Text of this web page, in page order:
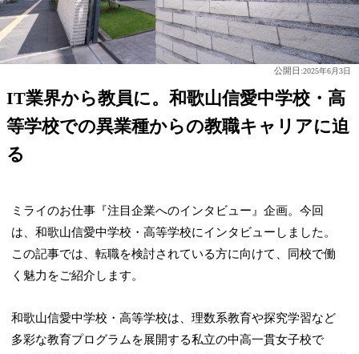
公開日:2025年6月3日
IT業界から教員に。和歌山信愛中学校・高
等学校での異業種からの教職キャリアに迫
る
ミライのお仕事『注目企業へのインタビュー』企画。今回
は、和歌山信愛中学校・高等学校にインタビューしました。
この記事では、転職を検討されている方に向けて、同校で働
く魅力をご紹介します。
和歌山信愛中学校・高等学校は、理数系教育や探究学習など
多彩な教育プログラムを展開する私立の中高一貫女子校で